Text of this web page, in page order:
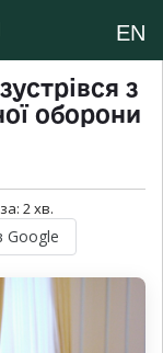
EN
з
оборони
2хв.
Google